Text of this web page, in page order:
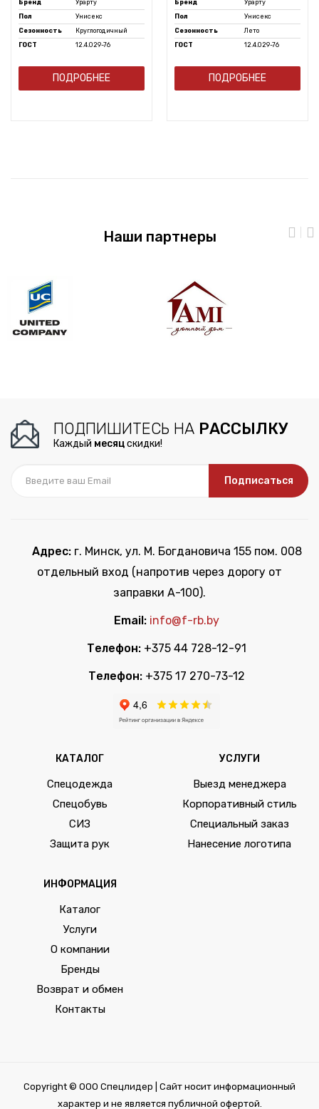
Бренд
Урарту
Пол
Унисекс
Сезонность
Круглогодичный
ГОСТ
12.4.029-76
ПОДРОБНЕЕ
Бренд
Урарту
Пол
Унисекс
Сезонность
Лето
ГОСТ
12.4.029-76
ПОДРОБНЕЕ
Наши партнеры
ПОДПИШИТЕСЬ НА РАССЫЛКУ
Каждый месяцскидки!
Подписаться
Адрес:г. Минск, ул. М. Богдановича 155 пом. 008
отдельный вход (напротив через дорогу от
заправки А-100).
Email: info@f-rb.by
Телефон: +375 44 728-12-91
Телефон: +375 17 270-73-12
КАТАЛОГ
Спецодежда
Спецобувь
СИЗ
Защита рук
УСЛУГИ
Выезд менеджера
Корпоративный стиль
Специальный заказ
Нанесение логотипа
ИНФОРМАЦИЯ
Каталог
Услуги
О компании
Бренды
Возврат и обмен
Контакты
Copyright © ООО Спецлидер | Сайт носит информационный
характер и не является публичной офертой.